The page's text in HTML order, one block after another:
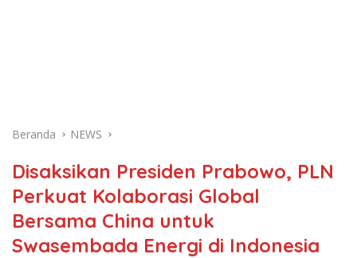
Beranda NEWS
Disaksikan Presiden Prabowo, PLN
Perkuat Kolaborasi Global
Bersama China untuk
Swasembada Energi di Indonesia